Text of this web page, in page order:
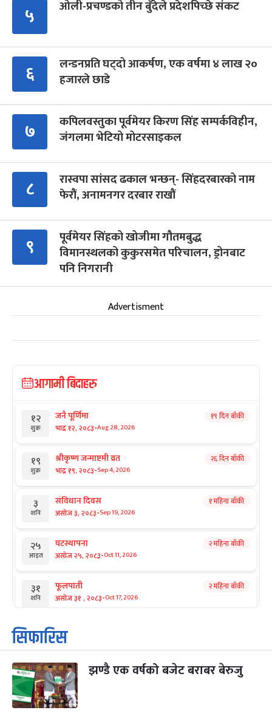
५ ओली-प्रचण्डको तीन बुँदेले प्रदेशपिच्छे संकट
६
लन्डनप्रति घट्दो आकर्षण, एक वर्षमा ४ लाख २०
हजारले छाडे
७
कपिलवस्तुका पूर्वमेयर किरण सिंह सम्पर्कविहीन,
जंगलमा भेटियो मोटरसाइकल
८
रास्वपा सांसद ढकाल भन्छन्- सिंहदरबारको नाम
फेरौं, अनामनगर दरबार राखौं
९
पूर्वमेयर सिंहको खोजीमा गौतमबुद्ध
विमानस्थलको कुकुरसमेत परिचालन, ड्रोनबाट
पनि निगरानी
Advertisment
आगामी बिदाहरु
१२
शुक्र
जनै पूर्णिमा
भाद्र १२, २०८३-Aug 28, 2026
१९ दिन बाँकी
१९
शुक्र
श्रीकृष्ण जन्माष्टमी व्रत
भाद्र १९, २०८३-Sep 4, 2026
२६ दिन बाँकी
३
शनि
संविधान दिवस
असोज ३, २०८३-Sep 19, 2026
१ महिना बाँकी
२५
आइत
घटस्थापना
असोज २५, २०८३-Oct 11, 2026
२ महिना बाँकी
३१
शनि
फूलपाती
असोज ३१ , २०८३-Oct 17, 2026
२ महिना बाँकी
१
आइत
कार्तिक सङ्क्रान्ति
कार्तिक १, २०८३
३
मंगल
महानवमी
कार्तिक ३, २०८३
२ महिना बाँकी
सिफारिस
झण्डै एक वर्षको बजेट बराबर बेरुजु